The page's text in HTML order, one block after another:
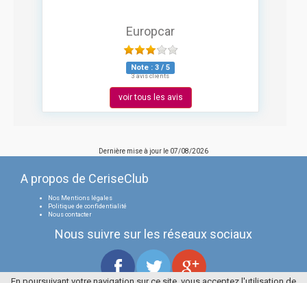
Europcar
Note : 3 / 5
3 avis clients
voir tous les avis
Dernière mise à jour le 07/08/2026
A propos de CeriseClub
Nos Mentions légales
Politique de confidentialité
Nous contacter
Nous suivre sur les réseaux sociaux